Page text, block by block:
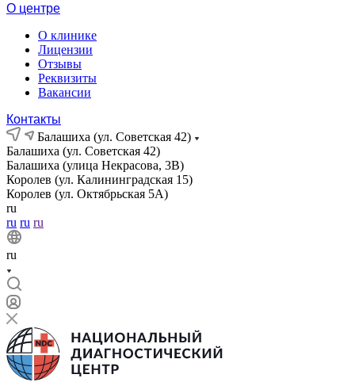
О центре
О клинике
Лицензии
Отзывы
Реквизиты
Вакансии
Контакты
Балашиха (ул. Советская 42)
Балашиха (ул. Советская 42)
Балашиха (улица Некрасова, 3В)
Королев (ул. Калининградская 15)
Королев (ул. Октябрьская 5А)
ru
ru ru ru
ru